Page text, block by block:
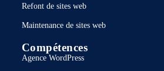
Refont de sites web
Maintenance de sites web
Compétences
Agence WordPress